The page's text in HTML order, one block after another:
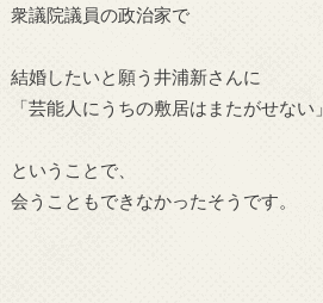
衆議院議員の政治家で
結婚したいと願う井浦新さんに
「芸能人にうちの敷居はまたがせない」
ということで、
会うこともできなかったそうです。